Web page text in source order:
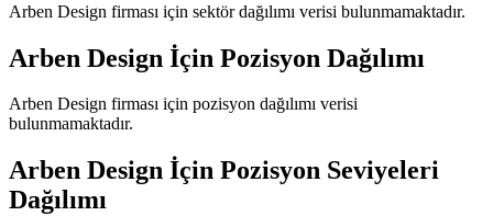
Arben Design firması için sektör dağılımı verisi bulunmamaktadır.
Arben Design İçin Pozisyon Dağılımı
Arben Design firması için pozisyon dağılımı verisi
bulunmamaktadır.
Arben Design İçin Pozisyon Seviyeleri
Dağılımı